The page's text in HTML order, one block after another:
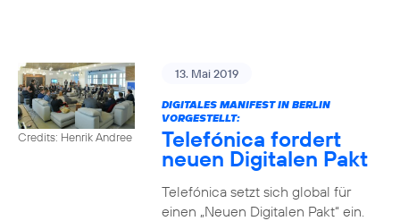
Credits: Henrik Andree
13. Mai 2019
DIGITALES MANIFEST IN BERLIN
VORGESTELLT:
Telefónica fordert
neuen Digitalen Pakt
Telefónica setzt sich global für
einen „Neuen Digitalen Pakt“ ein.